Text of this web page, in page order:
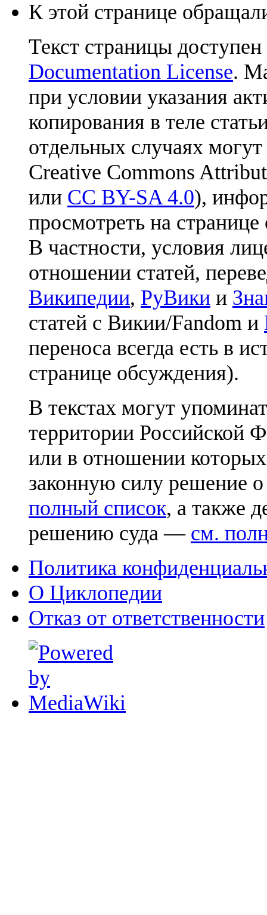
К этой странице
Текст страницы
Documentation License.
при условии указания
копирования в теле
отдельных случаях
Creative Commons
или CC BY-SA 4.0),
просмотреть на
В частности, условия
отношении статей,
Википедии, РуВики и
статей с Викии/Fandom и
переноса всегда есть в
странице обсуждения).
В текстах могут
территории Российской
или в отношении
законную силу решение
полный список, а также
решению суда — см.
Политика
О Циклопедии
Отказ от ответственности